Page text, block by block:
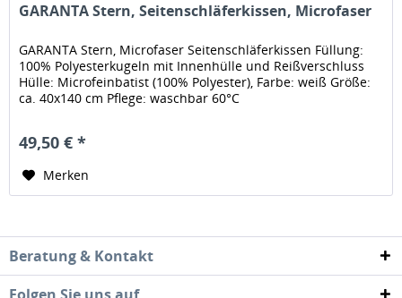
GARANTA Stern, Seitenschläferkissen, Microfaser
GARANTA Stern, Microfaser Seitenschläferkissen Füllung:
100% Polyesterkugeln mit Innenhülle und Reißverschluss
Hülle: Microfeinbatist (100% Polyester), Farbe: weiß Größe:
ca. 40x140 cm Pflege: waschbar 60°C
49,50 € *
Merken
Beratung & Kontakt